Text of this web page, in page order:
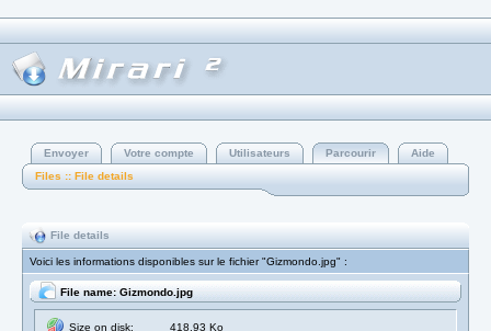
Envoyer Votre compte Utilisateurs Parcourir
Aide
Files :: File details
File details
Voici les informations disponibles sur le fichier "Gizmondo.jpg" :
File name: Gizmondo.jpg
Size on disk:
418.93 Ko